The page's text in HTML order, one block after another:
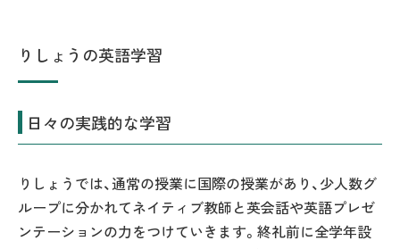
りしょうの英語学習
日々の実践的な学習
りしょうでは、通常の授業に国際の授業があり、少人数グ
ループに分かれてネイティブ教師と英会話や英語プレゼ
ンテーションの力をつけていきます。終礼前に全学年設